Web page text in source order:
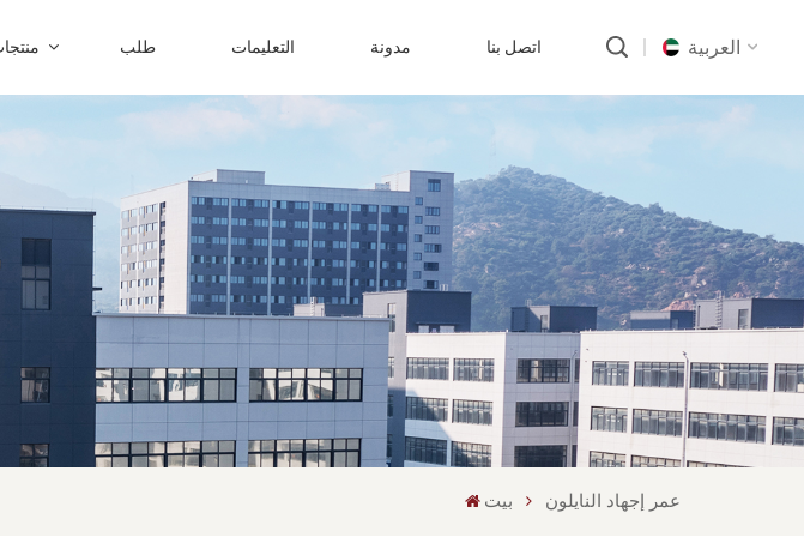
طلب التعليمات مدونة اتصل بنا العربية
русский
português
العربية
中文
بيت عمر إجهاد النايلون